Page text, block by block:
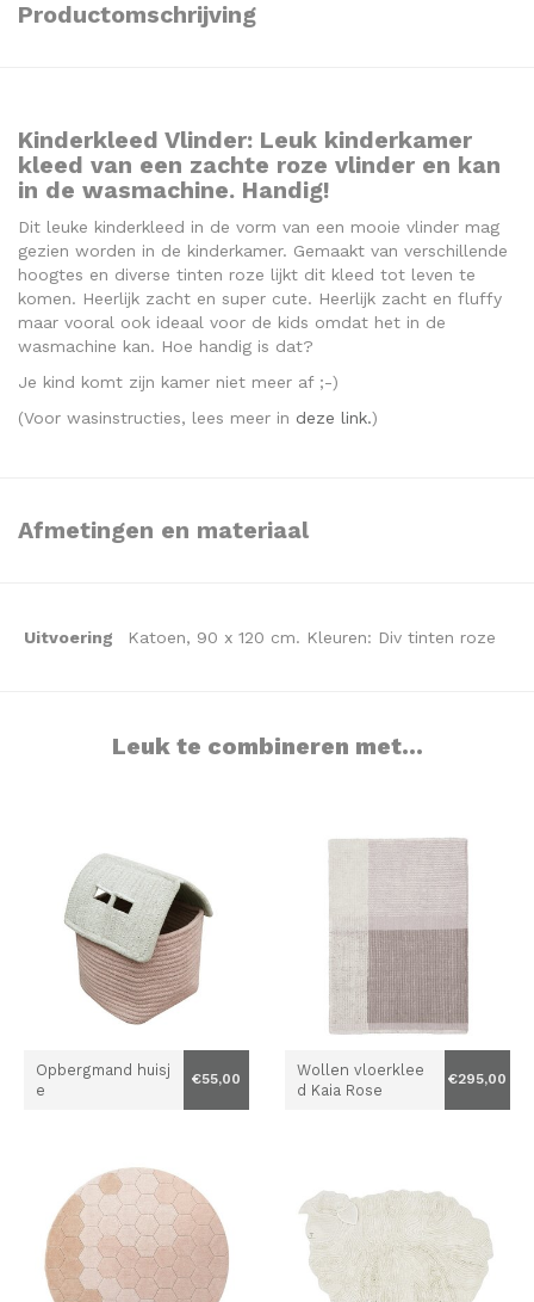
Productomschrijving
Kinderkleed Vlinder: Leuk kinderkamer
kleed van een zachte roze vlinder en kan
in de wasmachine. Handig!
Dit leuke kinderkleed in de vorm van een mooie vlinder mag
gezien worden in de kinderkamer. Gemaakt van verschillende
hoogtes en diverse tinten roze lijkt dit kleed tot leven te
komen. Heerlijk zacht en super cute. Heerlijk zacht en fluffy
maar vooral ook ideaal voor de kids omdat het in de
wasmachine kan. Hoe handig is dat?
Je kind komt zijn kamer niet meer af ;-)
(Voor wasinstructies, lees meer in deze link.)
Afmetingen en materiaal
Uitvoering Katoen, 90 x 120 cm. Kleuren: Div tinten roze
Leuk te combineren met...
Opbergmand huisj
e
€55,00
Wollen vloerklee
d Kaia Rose
€295,00